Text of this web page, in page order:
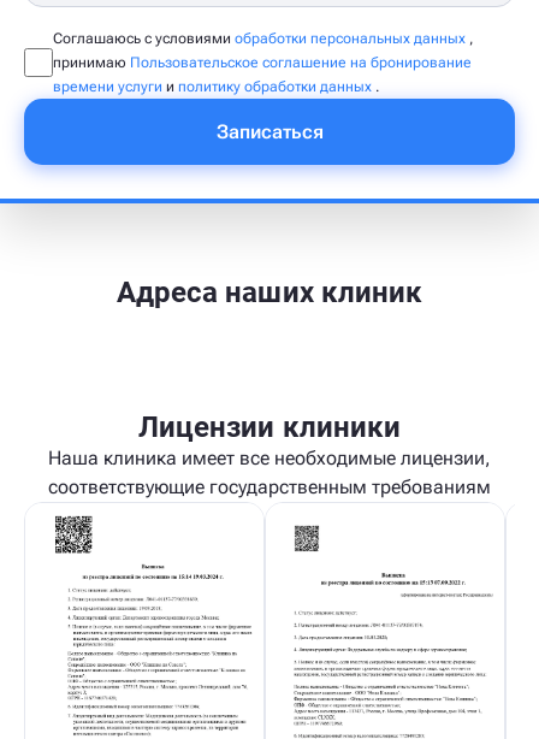
Соглашаюсь с условиями обработки персональных данных ,
принимаю Пользовательское соглашение на бронирование
времени услуги и политику обработки данных .
Записаться
Адреса наших клиник
Лицензии клиники
Наша клиника имеет все необходимые лицензии,
соответствующие государственным требованиям